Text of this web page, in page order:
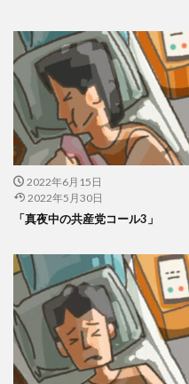
2022年6月15日
2022年5月30日
「真夜中の共産党コール3」